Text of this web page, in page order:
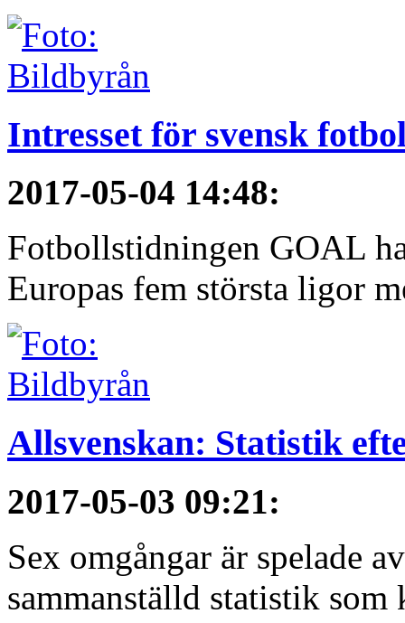
Intresset för svensk
2017-05-04 14:48:
Fotbollstidningen GOAL
Europas fem största ligor
Allsvenskan: Statistik
2017-05-03 09:21:
Sex omgångar är spelade
sammanställd statistik som